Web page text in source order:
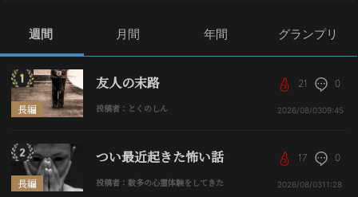
週間 月間 年間 グランプリ
長編
友人の末路
投稿者：とくのしん
21 0
2026/08/0309:45
長編
つい最近起きた怖い話
投稿者：数多の心霊体験をしてきた
17 0
2026/08/0311:28